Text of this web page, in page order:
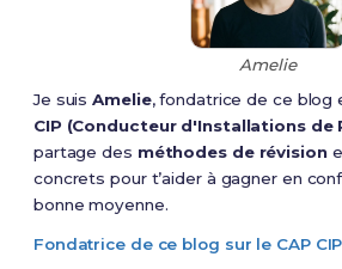
Amelie
Je suisAmelie, fondatrice de ce blog
CIP (Conducteur d'Installations de
partage des méthodes de révision
concrets pour t’aider à gagner en
bonne moyenne.
Fondatrice de ce blog sur le CAP CIP